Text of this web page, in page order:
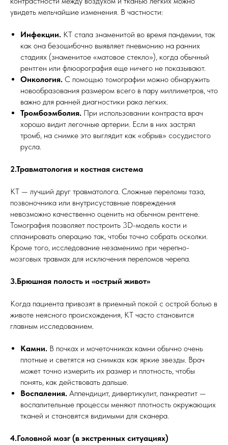
увидеть мельчайшие изменения. В частности:
Инфекции. КТ стала знаменитой во время пандемии, так
как она безошибочно выявляет пневмонию на ранних
стадиях (знаменитое «матовое стекло»), когда обычный
рентген или флюорография еще ничего не показывают.
Онкология. С помощью томографии можно обнаружить
новообразования размером всего в пару миллиметров, что
важно для ранней диагностики рака легких.
Тромбоэмболия. При использовании контраста врач
хорошо видит легочные артерии. Если в них застрял
тромб, на снимке это выглядит как «обрыв» сосудистого
русла.
2.Травматология и костная система
КТ — лучший друг травматолога. Сложные переломы таза,
позвоночника или внутрисуставные повреждения
невозможно качественно оценить на обычном рентгене.
Томография позволяет построить 3D-модель кости и
спланировать операцию так, чтобы точно собрать осколки.
Кроме того, исследование незаменимо при черепно-
мозговых травмах для исключения переломов черепа.
3.Брюшная полость и «острый живот»
Когда пациента привозят в приемный покой с острой болью в
животе неясного происхождения, КТ часто становится
главным исследованием.
Камни. В почках и мочеточниках камни обычно очень
плотные и светятся на снимках как яркие звезды. Врач
может точно измерить их размер и плотность, чтобы
понять, как действовать дальше.
Воспаления. Аппендицит, дивертикулит, панкреатит —
воспалительные процессы меняют плотность окружающих
тканей и становятся видимыми для сканера.
4.Головной мозг (в экстренных ситуациях)